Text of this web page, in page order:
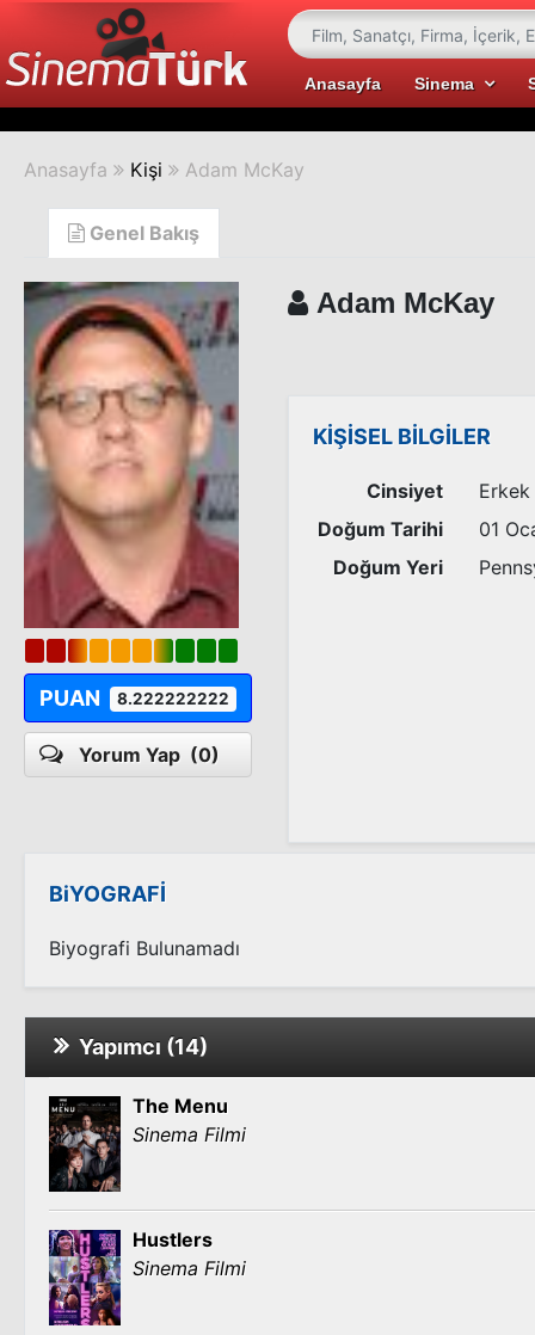
Anasayfa Sinema
Anasayfa Kişi Adam McKay
Genel Bakış
PUAN 8.222222222
Yorum Yap (0)
Adam McKay
KİŞİSEL BİLGİLER
Cinsiyet
Erkek
Doğum Tarihi
01
Doğum Yeri
BiYOGRAFİ
Biyografi Bulunamadı
Yapımcı (14)
The Menu
Sinema Filmi
Hustlers
Sinema Filmi